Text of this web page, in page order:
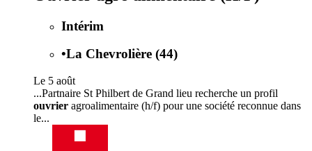
Intérim
•La Chevrolière (44)
Le 5 août
...Partnaire St Philbert de Grand lieu recherche un profil
ouvrier agroalimentaire (h/f) pour une société reconnue dans
le...